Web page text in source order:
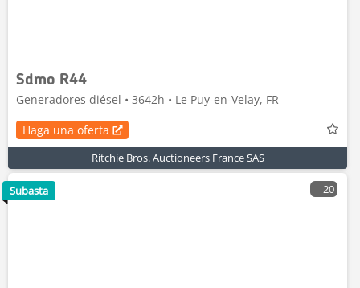
Sdmo R44
Generadores diésel • 3642h • Le Puy-en-Velay, FR
Haga una oferta
Ritchie Bros. Auctioneers France SAS
20
Subasta